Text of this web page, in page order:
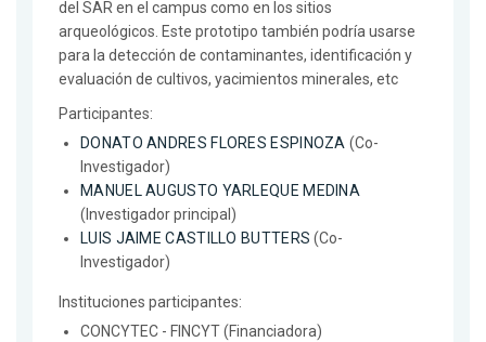
del SAR en el campus como en los sitios
arqueológicos. Este prototipo también podría usarse
para la detección de contaminantes, identificación y
evaluación de cultivos, yacimientos minerales, etc
Participantes:
DONATO ANDRES FLORES ESPINOZA (Co-
Investigador)
MANUEL AUGUSTO YARLEQUE MEDINA
(Investigador principal)
LUIS JAIME CASTILLO BUTTERS (Co-
Investigador)
Instituciones participantes:
CONCYTEC - FINCYT (Financiadora)